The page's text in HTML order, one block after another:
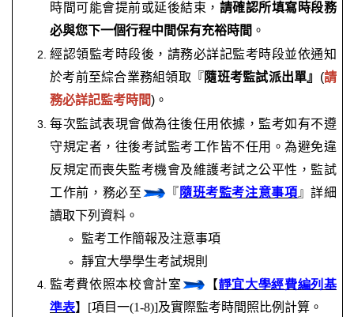
時間可能會提前或延後結束， 請確認所填寫時段務
必與您下一個行程中間保有充裕時間 。
經認領監考時段後，請務必詳記監考時段並依通知
於考前至綜合業務組領取『隨班考監試派出單』 (請
務必詳記監考時間)。
每次監試表現會做為往後任用依據，監考如有不遵
守規定者，往後考試監考工作皆不任用。為避免違
反規定而喪失監考機會及維護考試之公平性， 監試
工作前，務必至
『隨班考監考注意事項 』詳細
讀取下列資料。
監考工作簡報及注意事項
靜宜大學學生考試規則
監考費依照本校會計室
【靜宜大學經費編列基
準表】 [項目一(1-8)]及實際監考時間照比例計算。